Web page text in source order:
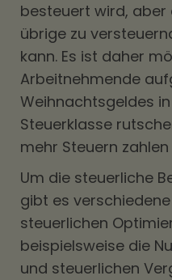
besteuert wird,
übrige zu
kann. Es ist daher
Arbeitnehmende
Weihnachtsgeldes
Steuerklasse
mehr Steuern
Um die steuerliche
gibt es
steuerlichen
beispielsweise die
und steuerlichen